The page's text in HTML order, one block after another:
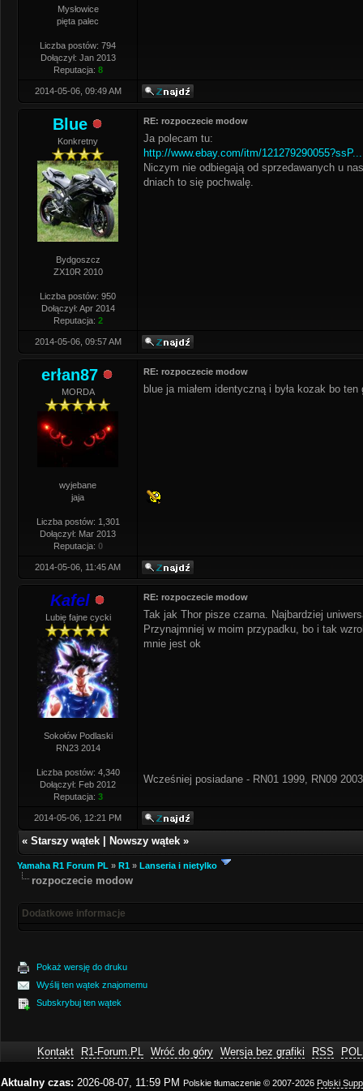
Mysłowice
pięta palec
Liczba postów: 794
Dołączył: Jan 2013
Reputacja: 8
2014-05-06, 09:49 AM
Blue
Konkretny
Bydgoszcz
ZX10R 2010
Liczba postów: 950
Dołączył: Apr 2014
Reputacja: 2
RE: rozpoczecie modow
Ja polecam tu:
http://www.ebay.com/itm/
Niczym nie odbiegają od sprzedawanych u
dniach to się pochwalę.
2014-05-06, 09:57 AM
erłan87
MORDA
wyjebane
jaja
Liczba postów: 1,301
Dołączył: Mar 2013
Reputacja: 0
RE: rozpoczecie modow
blue ja miałem identyczną i była kozak bo
2014-05-06, 11:45 AM
Kafel
Lubię fajne cycki
Sokołów Podlaski
RN23 2014
Liczba postów: 4,340
Dołączył: Feb 2012
Reputacja: 3
RE: rozpoczecie modow
Tak jak Thor pisze czarna. Najbardziej
Przynajmniej w moim przypadku, bo i tak
mnie jest ok
Wcześniej posiadane - RN01 1999, RN09
2014-05-06, 12:21 PM
« Starszy wątek Nowszy wątek »
Yamaha R1 Forum PL » R1 » Lanseria i nietylko
rozpoczecie modow
Dodatkowe informacje
Pokaż wersję do druku
Wyślij ten wątek znajomemu
Subskrybuj ten wątek
Kontakt R1-Forum.PL Wróć do góry Wersja bez grafiki RSS
Aktualny czas: 2026-08-07, 11:59 PM Polskie tłumaczenie © 2007-2026 Polski